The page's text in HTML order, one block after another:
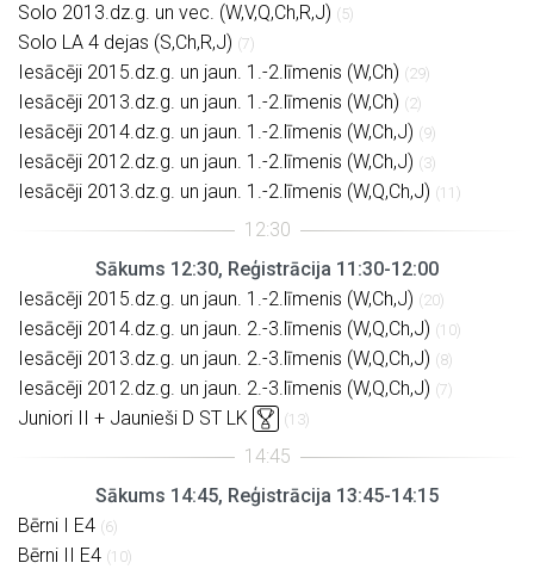
Solo 2013.dz.g. un vec. (W,V,Q,Ch,R,J) (5)
Solo LA 4 dejas (S,Ch,R,J) (7)
Iesācēji 2015.dz.g. un jaun. 1.-2.līmenis (W,Ch) (29)
Iesācēji 2013.dz.g. un jaun. 1.-2.līmenis (W,Ch) (2)
Iesācēji 2014.dz.g. un jaun. 1.-2.līmenis (W,Ch,J) (9)
Iesācēji 2012.dz.g. un jaun. 1.-2.līmenis (W,Ch,J) (3)
Iesācēji 2013.dz.g. un jaun. 1.-2.līmenis (W,Q,Ch,J) (11)
Sākums 12:30, Reģistrācija 11:30-12:00
Iesācēji 2015.dz.g. un jaun. 1.-2.līmenis (W,Ch,J) (20)
Iesācēji 2014.dz.g. un jaun. 2.-3.līmenis (W,Q,Ch,J) (10)
Iesācēji 2013.dz.g. un jaun. 2.-3.līmenis (W,Q,Ch,J) (8)
Iesācēji 2012.dz.g. un jaun. 2.-3.līmenis (W,Q,Ch,J) (7)
Juniori II + Jaunieši D ST LK (13)
Sākums 14:45, Reģistrācija 13:45-14:15
Bērni I E4 (6)
Bērni II E4 (10)